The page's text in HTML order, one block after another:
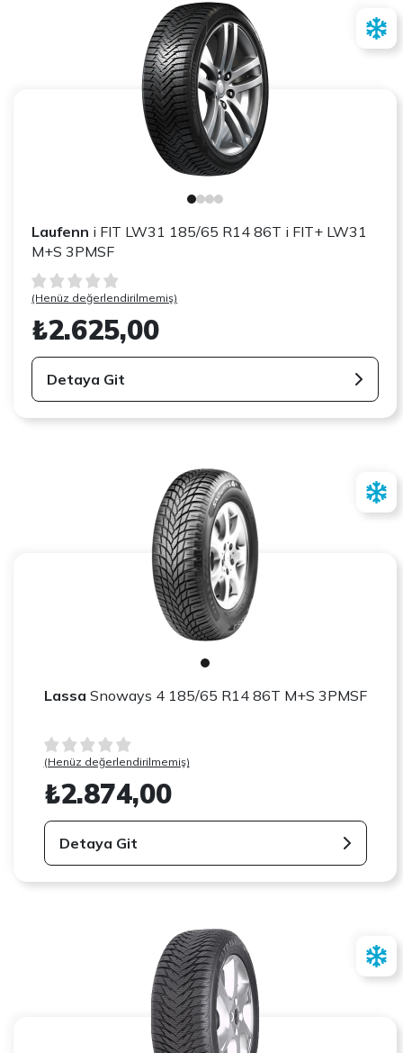
Laufenn i FIT LW31 185/65 R14 86T i FIT+ LW31
M+S 3PMSF
(Henüz değerlendirilmemiş)
₺2.625,00
Detaya Git
Lassa Snoways 4 185/65 R14 86T M+S 3PMSF
(Henüz değerlendirilmemiş)
₺2.874,00
Detaya Git